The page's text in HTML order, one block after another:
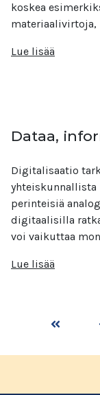
koskea
materiaalivirtoja,
Lue lisää
Dataa,
Digitalisaatio
yhteiskunnallista
perinteisiä
digitaalisilla
voi vaikuttaa
Lue lisää